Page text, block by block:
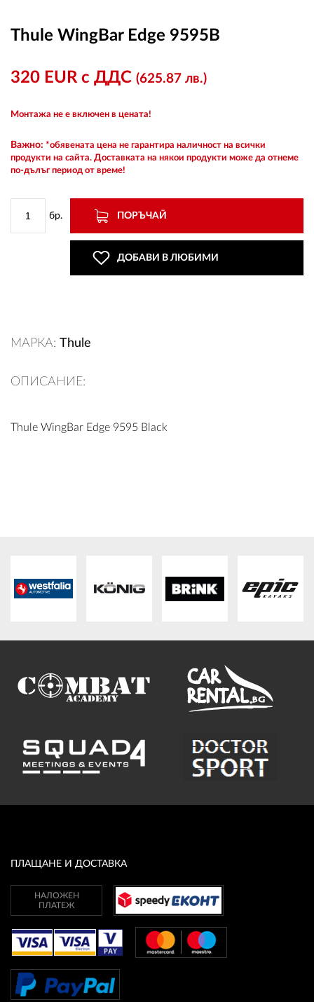
Thule WingBar Edge 9595B
320 EUR с ДДС (625.87 лв.)
Монтажа не е включен в цената!
Важно: *обявената цена не гарантира наличност на всички
продукти на сайта. Доставката на някои продукти може да отнеме
по-дълъг период от време!
бр. ПОРЪЧАЙ
ДОБАВИ В ЛЮБИМИ
МАРКА: Thule
ОПИСАНИЕ:
Thule WingBar Edge 9595 Black
ПЛАЩАНЕ И ДОСТАВКА
НАЛОЖЕН
ПЛАТЕЖ
РЕГИСТРАЦИЯ
УСЛОВИЯ ЗА ДОСТАВКА